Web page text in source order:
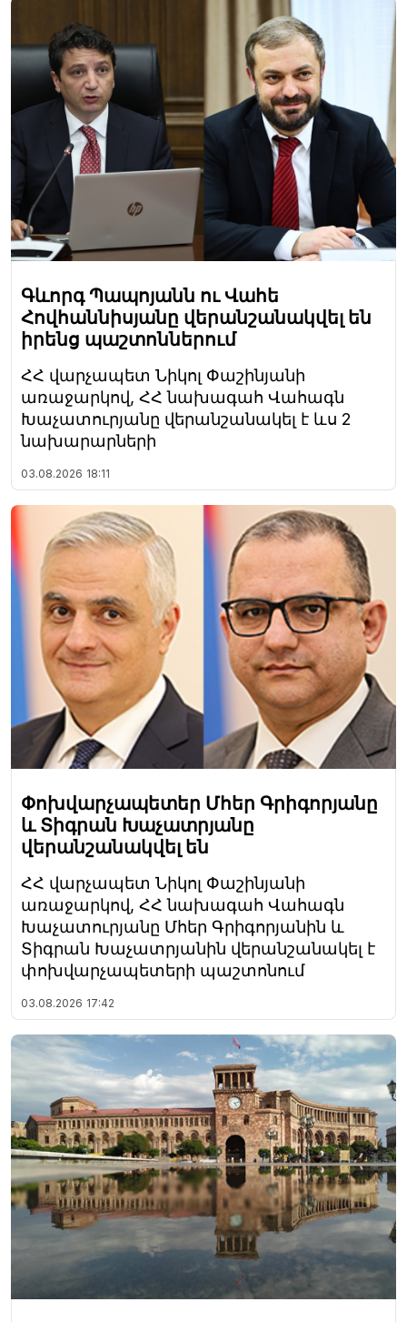
Գևորգ Պապոյանն ու Վահե
Հովհաննիսյանը վերանշանակվել են
իրենց պաշտոններում
ՀՀ վարչապետ Նիկոլ Փաշինյանի
առաջարկով, ՀՀ նախագահ Վահագն
Խաչատուրյանը վերանշանակել է ևս 2
նախարարների
03.08.2026 18:11
Փոխվարչապետեր Մհեր Գրիգորյանը
և Տիգրան Խաչատրյանը
վերանշանակվել են
ՀՀ վարչապետ Նիկոլ Փաշինյանի
առաջարկով, ՀՀ նախագահ Վահագն
Խաչատուրյանը Մհեր Գրիգորյանին և
Տիգրան Խաչատրյանին վերանշանակել է
փոխվարչապետերի պաշտոնում
03.08.2026 17:42